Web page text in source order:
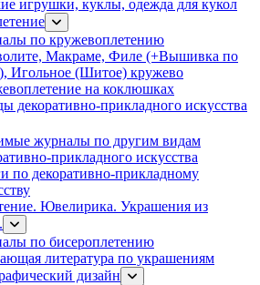
игрушки, куклы, одежда для кукол
по кружевоплетению
Макраме, Филе (+Вышивка по
Игольное (Шитое) кружево
на коклюшках
декоративно-прикладного искусства
журналы по другим видам
прикладного искусства
по декоративно-прикладному
Ювелирика. Украшения из
по бисероплетению
литература по украшениям
дизайн